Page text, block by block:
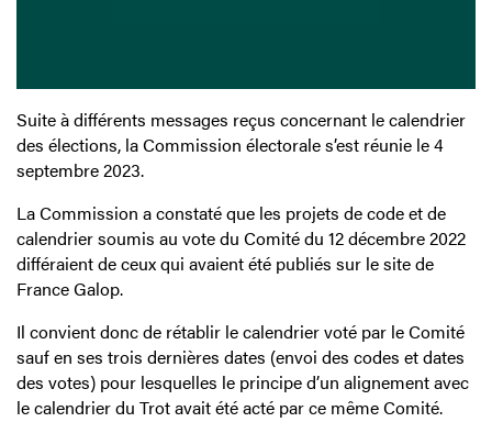
Suite à différents messages reçus concernant le calendrier
des élections, la Commission électorale s’est réunie le 4
septembre 2023.
La Commission a constaté que les projets de code et de
calendrier soumis au vote du Comité du 12 décembre 2022
différaient de ceux qui avaient été publiés sur le site de
France Galop.
Il convient donc de rétablir le calendrier voté par le Comité
sauf en ses trois dernières dates (envoi des codes et dates
des votes) pour lesquelles le principe d’un alignement avec
le calendrier du Trot avait été acté par ce même Comité.